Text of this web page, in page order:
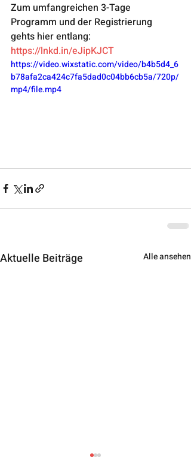
Zum umfangreichen 3-Tage
Programm und der Registrierung
gehts hier entlang:
https://lnkd.in/eJipKJCT
https://video.wixstatic.com/video/b4b5d4_6
b78afa2ca424c7fa5dad0c04bb6cb5a/720p/
mp4/file.mp4
Aktuelle Beiträge Alle ansehen